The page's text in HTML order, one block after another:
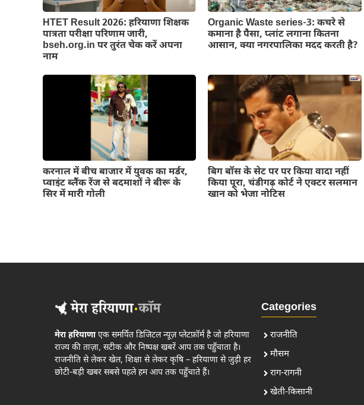
HTET Result 2026: हरियाणा शिक्षक
पात्रता परीक्षा परिणाम जारी,
bseh.org.in पर तुरंत चेक करें अपना
नाम
Organic Waste series-3: कचरे से
कमाना है पैसा, प्लांट लगाना कितना
आसान, क्या नगरपालिका मदद करती है?
करनाल में बीच बाजार में युवक का मर्डर,
प्वाइंट ब्लैंक रेंज से बदमाशों ने बीरू के
सिर में मारी गोली
बिग बॉस के सेट पर पर किया वादा नहीं
किया पूरा, चंडीगढ़ कोर्ट ने एक्टर सलमान
खान को भेजा नोटिस
मेरा हरियाणाएक समर्पित डिजिटल न्यूज़ प्लेटफ़ॉर्म है जो हरियाणा
राज्य की ताज़ा, सटीक और निष्पक्ष खबरें आप तक पहुँचाता है।
राजनीति से लेकर खेल, शिक्षा से लेकर कृषि – हरियाणा से जुड़ी हर
छोटी-बड़ी खबर सबसे पहले हम आप तक पहुँचाते हैं।
Categories
राजनीति
मौसम
राग-रागनी
खेती-किसानी